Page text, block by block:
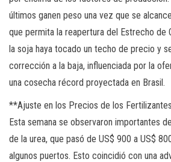
últimos ganen peso una vez que se
que permita la reapertura del Estrecho de
la soja haya tocado un techo de precio y
corrección a la baja, influenciada por la
una cosecha récord proyectada en Brasil.
**Ajuste en los Precios de los
Esta semana se observaron importantes
de la urea, que pasó de US$ 900 a US$
algunos puertos. Esto coincidió con una